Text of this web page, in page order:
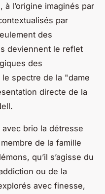
l’origine imaginés par
par
des
deviennent le reflet
des
spectre de la "dame
directe de la
brio la détresse
de la famille
qu’il s’agisse du
ou de la
avec finesse,